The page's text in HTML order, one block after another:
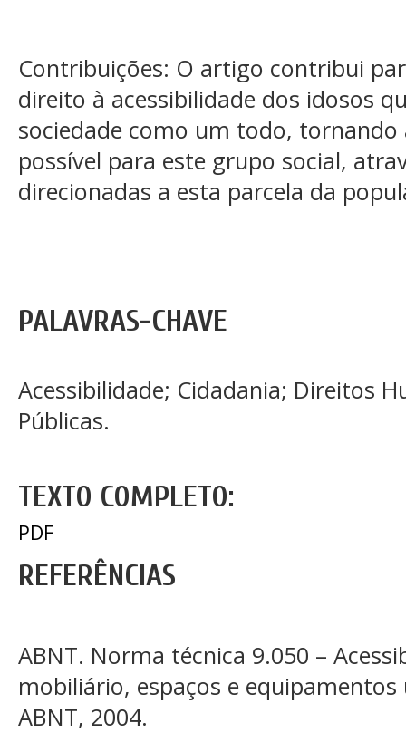
Contribuições: O artigo contribui
direito à acessibilidade dos idosos
sociedade como um todo, tornando
possível para este grupo social,
direcionadas a esta parcela da
PALAVRAS-CHAVE
Acessibilidade; Cidadania; Direitos
Públicas.
TEXTO COMPLETO:
PDF
REFERÊNCIAS
ABNT. Norma técnica 9.050 –
mobiliário, espaços e equipamentos
ABNT, 2004.